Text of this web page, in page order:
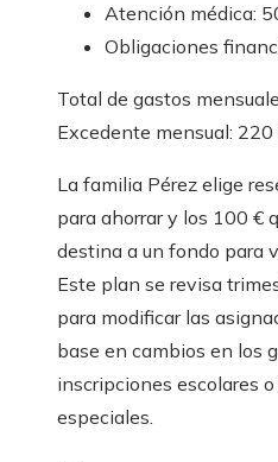
Atención médica:
Obligaciones
Total de gastos
Excedente mensual: 220
La familia Pérez elige
para ahorrar y los 100 €
destina a un fondo para
Este plan se revisa
para modificar las
base en cambios en los
inscripciones escolares
especiales.